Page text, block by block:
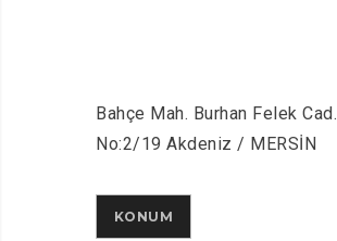
Bahçe Mah. Burhan Felek Cad.
No:2/19 Akdeniz / MERSİN
KONUM